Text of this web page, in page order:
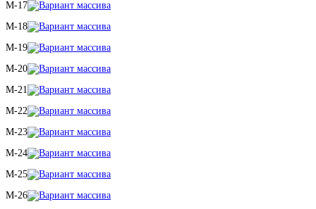
M-17
M-18
M-19
M-20
M-21
M-22
M-23
M-24
M-25
M-26